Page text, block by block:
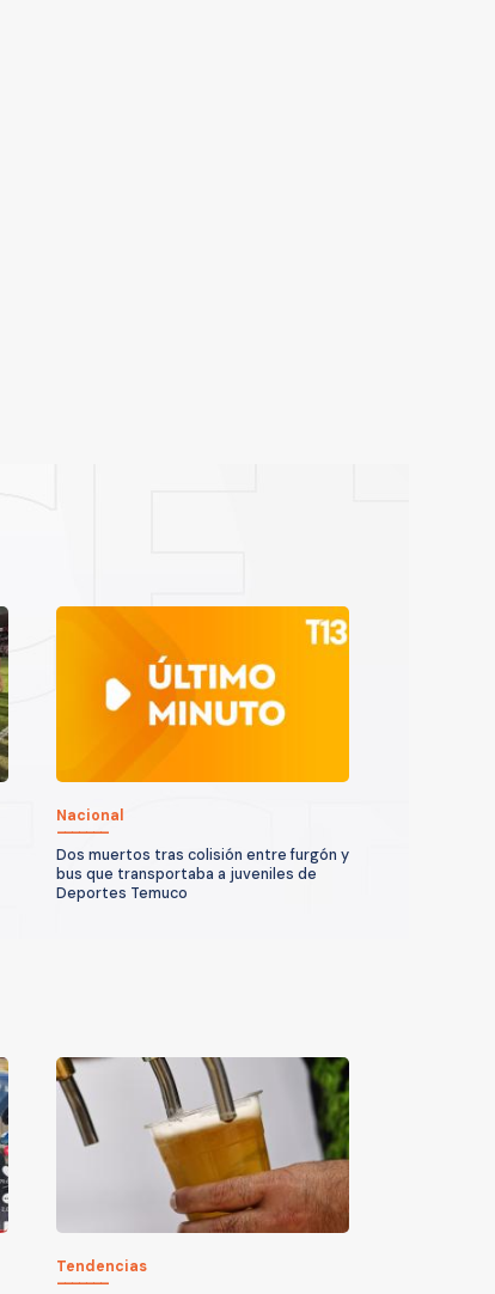
Nacional
Dos muertos tras colisión entre furgón y
bus que transportaba a juveniles de
Deportes Temuco
Tendencias